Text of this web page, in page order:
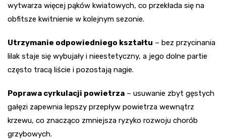
wytwarza więcej pąków kwiatowych, co przekłada się na
obfitsze kwitnienie w kolejnym sezonie.
Utrzymanie odpowiedniego kształtu – bez przycinania
lilak staje się wybujały i nieestetyczny, a jego dolne partie
często tracą liście i pozostają nagie.
Poprawa cyrkulacji powietrza – usuwanie zbyt gęstych
gałęzi zapewnia lepszy przepływ powietrza wewnątrz
krzewu, co znacząco zmniejsza ryzyko rozwoju chorób
grzybowych.